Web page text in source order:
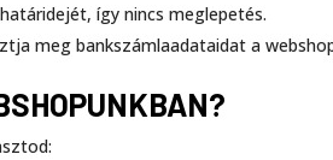
így nincs meglepetés.
meg bankszámlaadataidat a